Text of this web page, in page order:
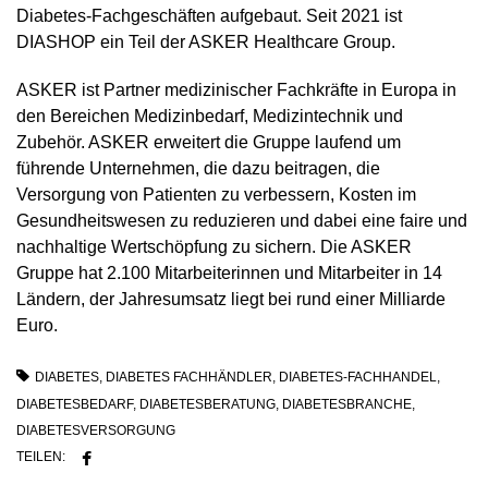
Diabetes-Fachgeschäften aufgebaut. Seit 2021 ist
DIASHOP ein Teil der ASKER Healthcare Group.
ASKER ist Partner medizinischer Fachkräfte in Europa in
den Bereichen Medizinbedarf, Medizintechnik und
Zubehör. ASKER erweitert die Gruppe laufend um
führende Unternehmen, die dazu beitragen, die
Versorgung von Patienten zu verbessern, Kosten im
Gesundheitswesen zu reduzieren und dabei eine faire und
nachhaltige Wertschöpfung zu sichern. Die ASKER
Gruppe hat 2.100 Mitarbeiterinnen und Mitarbeiter in 14
Ländern, der Jahresumsatz liegt bei rund einer Milliarde
Euro.
DIABETES, DIABETES FACHHÄNDLER, DIABETES-FACHHANDEL,
DIABETESBEDARF, DIABETESBERATUNG, DIABETESBRANCHE,
DIABETESVERSORGUNG
TEILEN: